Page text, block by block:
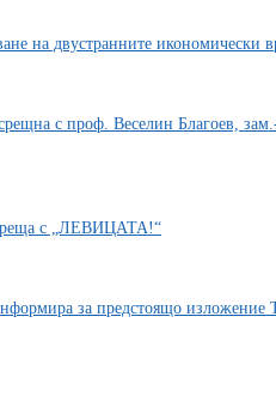
на двустранните икономически
с проф. Веселин Благоев,
с „ЛЕВИЦАТА!“
за предстоящо изложение